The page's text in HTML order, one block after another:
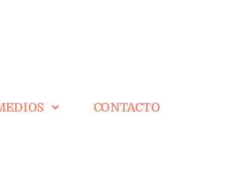
CONTACTO